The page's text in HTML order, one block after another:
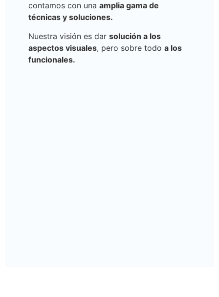
contamos con una amplia gama de
técnicas y soluciones.
Nuestra visión es dar solución a los
aspectos visuales, pero sobre todo a los
funcionales.